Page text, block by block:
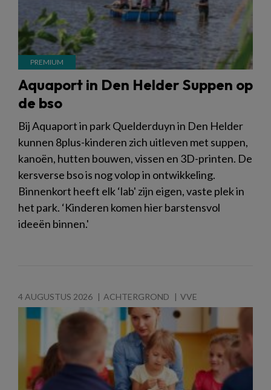
Aquaport in Den Helder Suppen op
de bso
Bij Aquaport in park Quelderduyn in Den Helder
kunnen 8plus-kinderen zich uitleven met suppen,
kanoën, hutten bouwen, vissen en 3D-printen. De
kersverse bso is nog volop in ontwikkeling.
Binnenkort heeft elk ‘lab' zijn eigen, vaste plek in
het park. ‘Kinderen komen hier barstensvol
ideeën binnen.'
4 AUGUSTUS 2026 ACHTERGROND VVE